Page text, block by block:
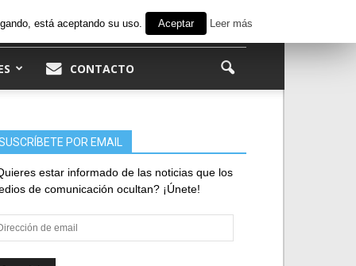
CONTACTO
POR EMAIL
estar informado de las noticias que los
de comunicación ocultan? ¡Únete!
está aceptando su uso. Aceptar Leer más